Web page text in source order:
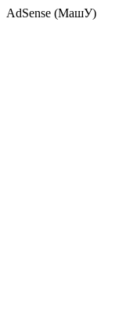
AdSense (МашУ)